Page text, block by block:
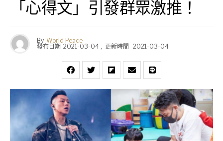
「心得文」引發群眾激推！
By World Peace
發布日期 2021-03-04 , 更新時間 2021-03-04